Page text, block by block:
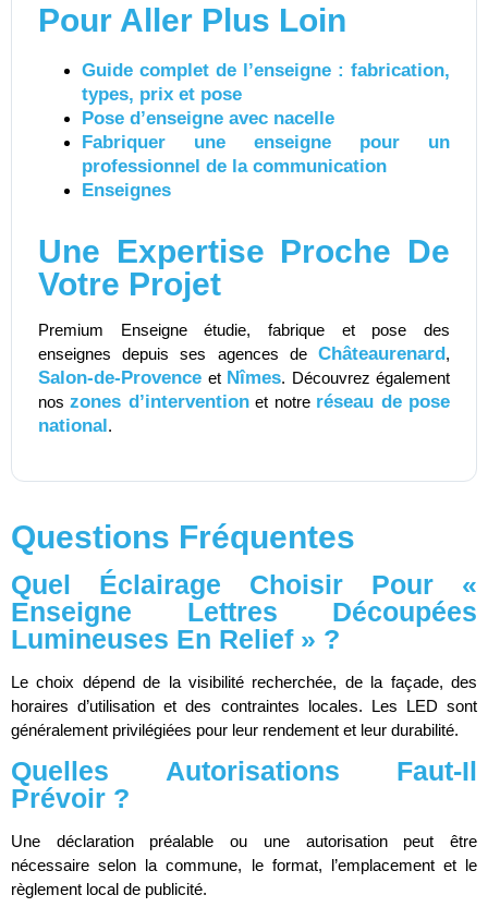
Pour Aller Plus Loin
Guide complet de l’enseigne : fabrication,
types, prix et pose
Pose d’enseigne avec nacelle
Fabriquer une enseigne pour un
professionnel de la communication
Enseignes
Une Expertise Proche De
Votre Projet
Premium Enseigne étudie, fabrique et pose des
enseignes depuis ses agences de Châteaurenard ,
Salon-de-Provence et Nîmes. Découvrez également
noszones d’interventionet notre réseau de pose
national .
Questions Fréquentes
Quel Éclairage Choisir Pour «
Enseigne Lettres Découpées
Lumineuses En Relief » ?
Le choix dépend de la visibilité recherchée, de la façade, des
horaires d’utilisation et des contraintes locales. Les LED sont
généralement privilégiées pour leur rendement et leur durabilité.
Quelles Autorisations Faut-Il
Prévoir ?
Une déclaration préalable ou une autorisation peut être
nécessaire selon la commune, le format, l’emplacement et le
règlement local de publicité.